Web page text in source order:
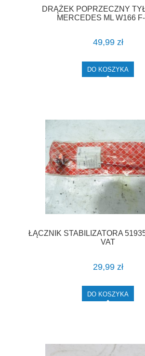
DRĄŻEK POPRZECZNY
MERCEDES ML W166
49,99 zł
DO KOSZYKA
ŁĄCZNIK STABILIZATORA
VAT
29,99 zł
DO KOSZYKA